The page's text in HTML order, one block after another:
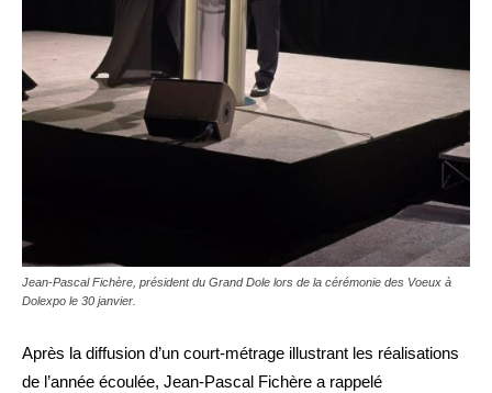
Jean-Pascal Fichère, président du Grand Dole lors de la cérémonie des Voeux à
Dolexpo le 30 janvier.
Après la diffusion d’un court-métrage illustrant les réalisations
de l’année écoulée, Jean-Pascal Fichère a rappelé